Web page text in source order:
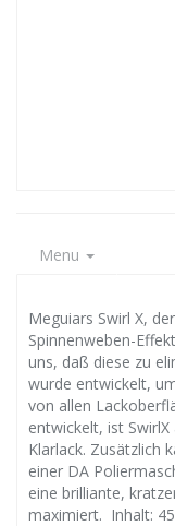
Menu
Meguiars Swirl X,
Spinnenweben-
uns, daß diese zu
wurde entwickelt,
von allen
entwickelt, ist
Klarlack. Zusätzlich
einer DA
eine brilliante,
maximiert. Inhalt: